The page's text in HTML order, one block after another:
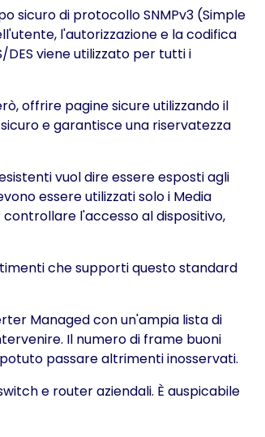
sicuro di protocollo SNMPv3 (Simple
l'autorizzazione e la codifica
viene utilizzato per tutti i
offrire pagine sicure utilizzando il
e garantisce una riservatezza
vuol dire essere esposti agli
essere utilizzati solo i Media
controllare l'accesso al dispositivo,
che supporti questo standard
Managed con un'ampia lista di
Il numero di frame buoni
passare altrimenti inosservati.
e router aziendali. È auspicabile